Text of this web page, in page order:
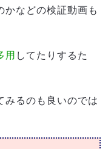
かなどの検証動画も
用 してたりするた
みるのも良いのでは